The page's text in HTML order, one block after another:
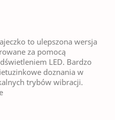
to ulepszona wersja
za pomocą
LED. Bardzo
doznania w
trybów wibracji.